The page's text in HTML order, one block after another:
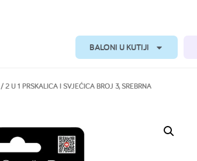
BALONI U KUTIJI
/ 2 U 1 PRSKALICA I SVJEĆICA BROJ 3, SREBRNA